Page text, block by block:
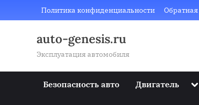
to
Политика конфиденциальности Обратная
auto-genesis.ru
Эксплуатация автомобиля
Безопасность авто Двигатель